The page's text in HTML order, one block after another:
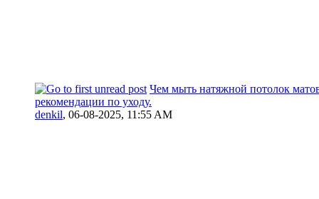
Чем мыть натяжной потолок
рекомендации по уходу.
denkil, 06-08-2025, 11:55 AM